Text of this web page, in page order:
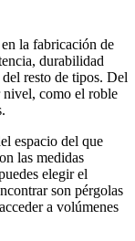
la fabricación de
durabilidad
resto de tipos. Del
nivel, como el roble
espacio del que
las medidas
elegir el
son pérgolas
a volúmenes